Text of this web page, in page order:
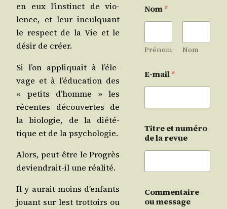
en eux l’ins­tinct de vio­
lence, et leur incul­quant
le res­pect de la Vie et le
désir de créer.
Si l’on appli­quait à l’é­le­
vage et à l’é­du­ca­tion des
« petits d’homme » les
récentes décou­vertes de
la bio­lo­gie, de la dié­té­
tique et de la psychologie.
Alors, peut-être le Pro­grès
devien­drait-il une réalité.
Il y aurait moins d’en­fants
jouant sur lest trot­toirs ou
Nom*
Prénom Nom
E-mail*
Titre et numéro
de la revue
Commentaire
ou message